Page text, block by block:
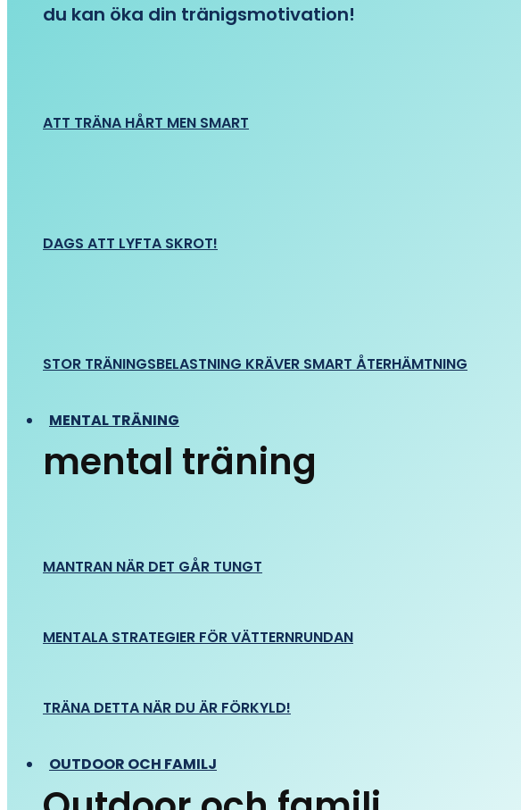
du kan öka din tränigsmotivation!
ATT TRÄNA HÅRT MEN SMART
DAGS ATT LYFTA SKROT!
STOR TRÄNINGSBELASTNING KRÄVER SMART ÅTERHÄMTNING
MENTAL TRÄNING
mental träning
MANTRAN NÄR DET GÅR TUNGT
MENTALA STRATEGIER FÖR VÄTTERNRUNDAN
TRÄNA DETTA NÄR DU ÄR FÖRKYLD!
OUTDOOR OCH FAMILJ